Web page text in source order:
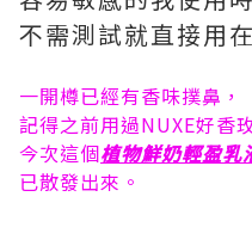
不需測試就直接用
一開樽已經有香味撲鼻，
記得之前用過NUXE好香
今次這個植物鮮奶輕盈乳
已散發出來。